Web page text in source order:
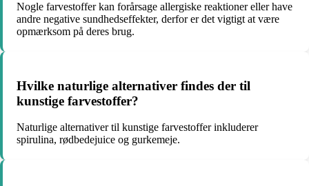
Nogle farvestoffer kan forårsage allergiske reaktioner eller have
andre negative sundhedseffekter, derfor er det vigtigt at være
opmærksom på deres brug.
Hvilke naturlige alternativer findes der til
kunstige farvestoffer?
Naturlige alternativer til kunstige farvestoffer inkluderer
spirulina, rødbedejuice og gurkemeje.